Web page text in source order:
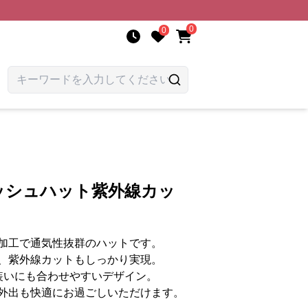
0 0
ュハット紫外線カッ
で通気性抜群のハットです。
外線カットもしっかり実現。
にも合わせやすいデザイン。
出も快適にお過ごしいただけます。